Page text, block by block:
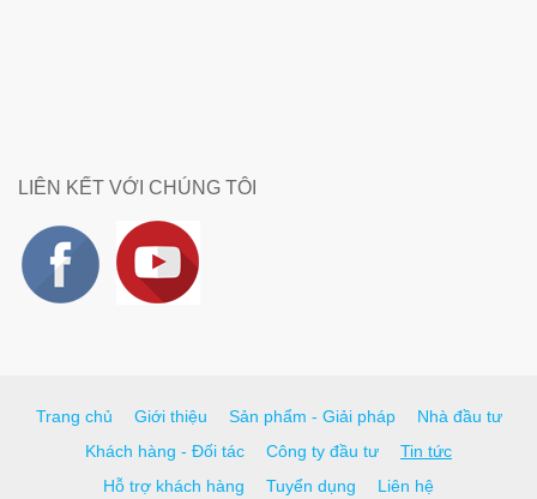
LIÊN KẾT VỚI CHÚNG TÔI
Trang chủ Giới thiệu Sản phẩm - Giải pháp
Nhà đầu tư
Khách hàng - Đối tác
Công ty đầu tư
Tin tức
Hỗ trợ khách hàng
Tuyển dụng Liên hệ